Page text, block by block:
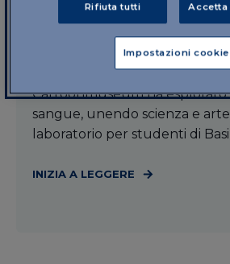
Scienza e arte:
creatività attraverso la
La terza edizione di Let’s
Cartoonmuseum ha
sangue, unendo scienza e
laboratorio per studenti di
INIZIA A LEGGERE
Rifiuta tutti
Impostazioni cookie